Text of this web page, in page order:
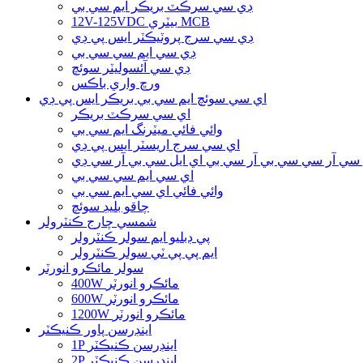
ڊي سي سرڪٽ بريڪر ايم سي بي
12V-125VDC بيٽري MCB
ڊي سي سرج پروٽيڪٽر ايس پي ڊي
ڊي سي ايم سي سي بي
ڊي سي آئسوليٽر سوئچ
ورڇ واري باڪس
اي سي سوئچ ايم سي بي بريڪر ايس پي ڊي
اي سي سرڪٽ بريڪر
وائي فائي ميٽرنگ ايم سي بي
اي سي سرج اريسٽر ايس پي ڊي
سي آر سي سي بي آر سي بي اي ايل سي بي آر سي ڊي
اي سي ايم سي سي بي
وائي فائي اي سي ايم سي بي
چاقو بليڊ سوئچ
شمسي چارج ڪنٽرولر
پي ڊبليو ايم سولر ڪنٽرولر
ايم پي پي ٽي سولر ڪنٽرولر
سولر مائڪرو انورٽر
400W مائڪرو انورٽر
600W مائڪرو انورٽر
1200W مائڪرو انورٽر
اينڊرسن پاور ڪنيڪٽر
1P اينڊرسن ڪنيڪٽر
2P اينڊرسن ڪنيڪٽر